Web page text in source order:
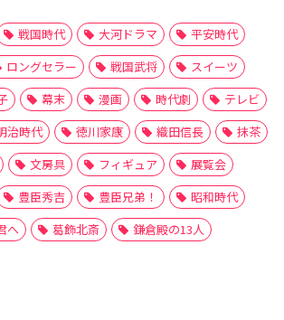
戦国時代 大河ドラマ
平安時代
ロングセラー 戦国武将
スイーツ
幕末 漫画 時代劇
テレビ
治時代 徳川家康 織田信長
抹茶
文房具 フィギュア
展覧会
豊臣秀吉 豊臣兄弟！
昭和時代
へ
葛飾北斎 鎌倉殿の13人